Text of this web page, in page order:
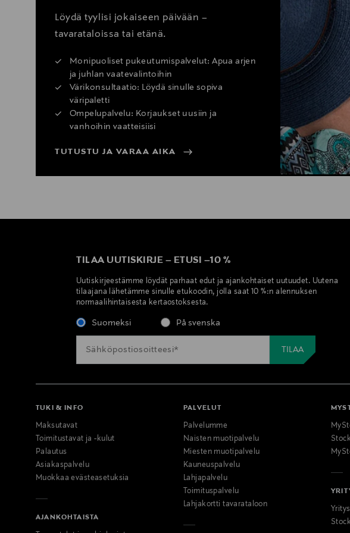
Pikatoimitus Wolt
Löydä tyylisi jokaiseen päivään –
tavarataloissa tai etänä.
Monipuoliset pukeutumispalvelut: Apua arjen
ja juhlan vaatevalintoihin
Värikonsultaatio: Löydä sinulle sopiva
väripaletti
Ompelupalvelu: Korjaukset uusiin ja
vanhoihin vaatteisiisi
TUTUSTU JA VARAA AIKA
TILAA UUTISKIRJE – ETUSI –10 %
Uutiskirjeestämme löydät parhaat edut ja ajankohtaiset uutuudet. Uutena
tilaajana lähetämme sinulle etukoodin, jolla saat 10 %:n alennuksen
normaalihintaisesta kertaostoksesta.
Suomeksi På svenska
TUKI & INFO
Maksutavat
Toimitustavat ja -kulut
Palautus
Asiakaspalvelu
Muokkaa evästeasetuksia
AJANKOHTAISTA
PALVELUT
Palvelumme
Naisten muotipalvelu
Miesten muotipalvelu
Kauneuspalvelu
Lahjapalvelu
Toimituspalvelu
Lahjakortti tavarataloon